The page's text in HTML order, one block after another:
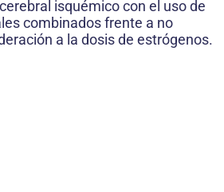
isquémico con el uso de
combinados frente a no
a la dosis de estrógenos.